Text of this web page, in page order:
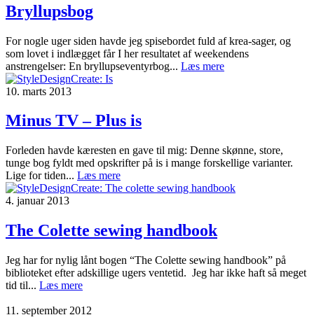
Bryllupsbog
For nogle uger siden havde jeg spisebordet fuld af krea-sager, og
som lovet i indlægget får I her resultatet af weekendens
anstrengelser: En bryllupseventyrbog... Læs mere
10. marts 2013
Minus TV – Plus is
Forleden havde kæresten en gave til mig: Denne skønne, store,
tunge bog fyldt med opskrifter på is i mange forskellige varianter.
Lige for tiden... Læs mere
4. januar 2013
The Colette sewing handbook
Jeg har for nylig lånt bogen “The Colette sewing handbook” på
biblioteket efter adskillige ugers ventetid. Jeg har ikke haft så meget
tid til... Læs mere
11. september 2012